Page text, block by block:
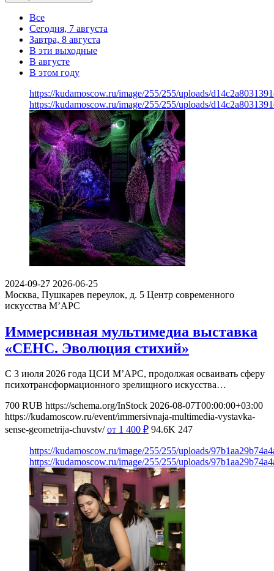
Все
Сегодня, 7 августа
Завтра, 8 августа
В эти выходные
В августе
В этом году
https://kudamoscow.ru/image/255/255/uploads/
https://kudamoscow.ru/image/255/255/uploads/
2024-09-27 2026-06-25
Москва, Пушкарев переулок, д. 5 Центр современного
искусства М’АРС
Иммерсивная мультимедиа выставка
«СЕНС. Эволюция стихий»
С 3 июля 2026 года ЦСИ М’АРС, продолжая осваивать сферу
психотрансформационного зрелищного искусства…
700 RUB https://schema.org/InStock 2026-08-07T00:00:00+03:00
https://kudamoscow.ru/event/immersivnaja-multimedia-vystavka-
sense-geometrija-chuvstv/ от 1 400 ₽ 94.6K 247
https://kudamoscow.ru/image/255/255/uploads/
https://kudamoscow.ru/image/255/255/uploads/